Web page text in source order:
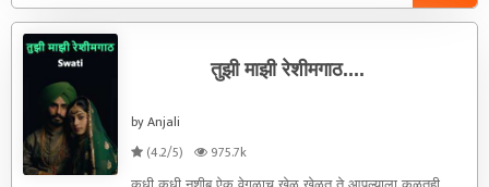
पितुरटविमगात् नाशयित्वा च वालिं बध्वाब्धिं ...
तुझी माझी रेशीमगाठ....
by Anjali
(4.2/5)
975.7k